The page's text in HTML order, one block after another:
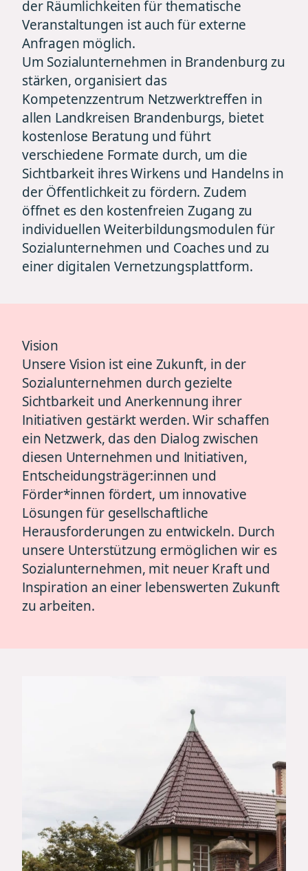
der Räumlichkeiten für thematische
Veranstaltungen ist auch für externe
Anfragen möglich.
Um Sozialunternehmen in Brandenburg zu
stärken, organisiert das
Kompetenzzentrum Netzwerktreffen in
allen Landkreisen Brandenburgs, bietet
kostenlose Beratung und führt
verschiedene Formate durch, um die
Sichtbarkeit ihres Wirkens und Handelns in
der Öffentlichkeit zu fördern. Zudem
öffnet es den kostenfreien Zugang zu
individuellen Weiterbildungsmodulen für
Sozialunternehmen und Coaches und zu
einer digitalen Vernetzungsplattform.
Vision
Unsere Vision ist eine Zukunft, in der
Sozialunternehmen durch gezielte
Sichtbarkeit und Anerkennung ihrer
Initiativen gestärkt werden. Wir schaffen
ein Netzwerk, das den Dialog zwischen
diesen Unternehmen und Initiativen,
Entscheidungsträger:innen und
Förder*innen fördert, um innovative
Lösungen für gesellschaftliche
Herausforderungen zu entwickeln. Durch
unsere Unterstützung ermöglichen wir es
Sozialunternehmen, mit neuer Kraft und
Inspiration an einer lebenswerten Zukunft
zu arbeiten.